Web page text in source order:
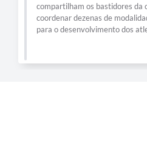
compartilham os bastidores da
coordenar dezenas de
para o desenvolvimento dos